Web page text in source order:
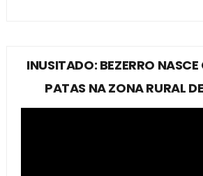
INUSITADO: BEZERRO
PATAS NA ZONA RURAL